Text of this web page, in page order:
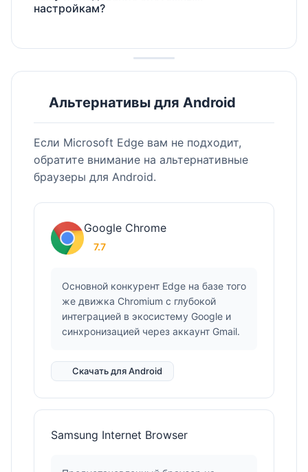
настройкам?
Альтернативы для Android
Если Microsoft Edge вам не подходит,
обратите внимание на альтернативные
браузеры для Android.
Google Chrome
7.7
Основной конкурент Edge на базе того
же движка Chromium с глубокой
интеграцией в экосистему Google и
синхронизацией через аккаунт Gmail.
Скачать для Android
Samsung Internet Browser